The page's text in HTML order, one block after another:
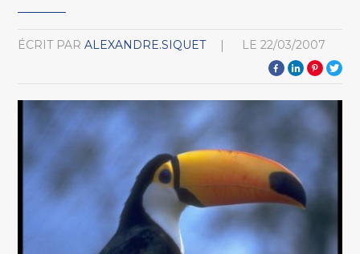
ÉCRIT PAR ALEXANDRE.SIQUET LE 22/03/2007